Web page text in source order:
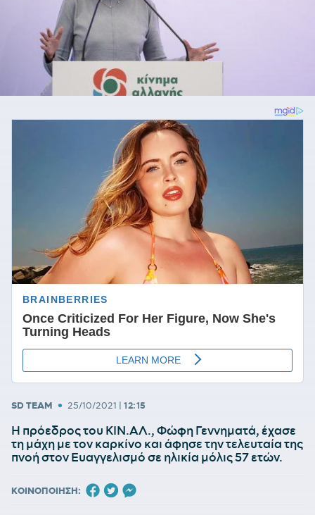
SD TEAM • 25/10/2021 | 12:15
Η πρόεδρος του ΚΙΝ.ΑΛ., Φώφη Γεννηματά, έχασε
τη μάχη με τον καρκίνο και άφησε την τελευταία της
πνοή στον Ευαγγελισμό σε ηλικία μόλις 57 ετών.
ΚΟΙΝΟΠΟΙΗΣΗ: